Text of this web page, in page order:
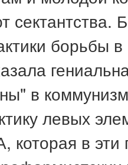
борьбы
в
левых
в эти